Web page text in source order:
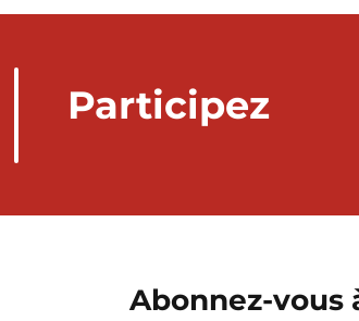
Participez
Abonnez-